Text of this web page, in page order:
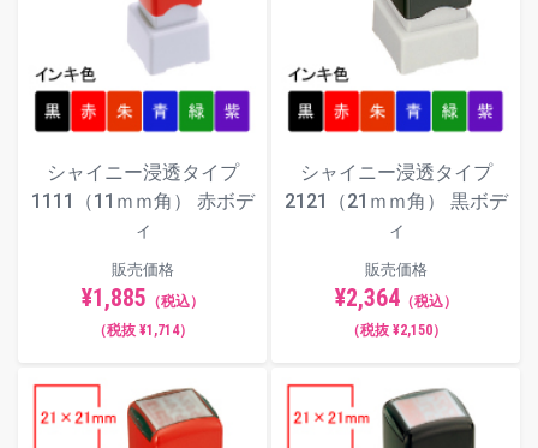
シャイニー浸透タイプ
1111（11ｍｍ角） 赤ボデ
ィ
販売価格
¥1,885 （税込）
（税抜 ¥1,714）
シャイニー浸透タイプ
2121（21ｍｍ角） 黒ボデ
ィ
販売価格
¥2,364（税込）
（税抜 ¥2,150）